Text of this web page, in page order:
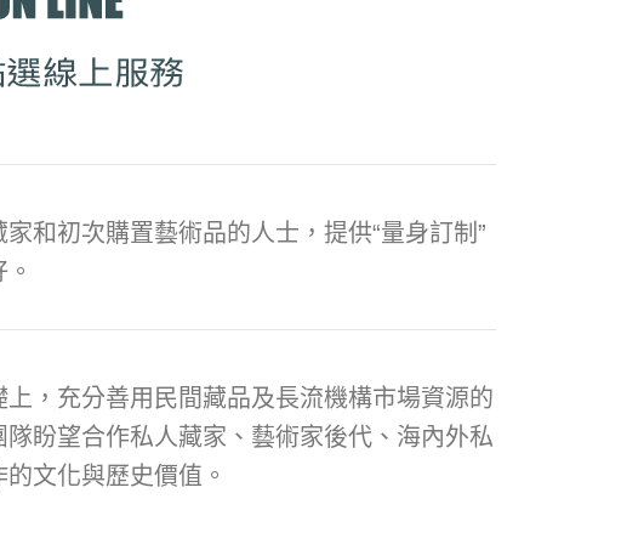
和初次購置藝術品的人士，提供“量身訂制”
，充分善用民間藏品及長流機構市場資源的
盼望合作私人藏家、藝術家後代、海內外私
文化與歷史價值。